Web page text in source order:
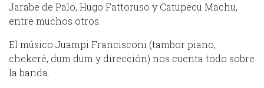
Jarabe de Palo, Hugo Fattoruso y Catupecu Machu,
entre muchos otros.
El músico Juampi Francisconi (tambor piano,
chekeré, dum dum y dirección) nos cuenta todo sobre
la banda.